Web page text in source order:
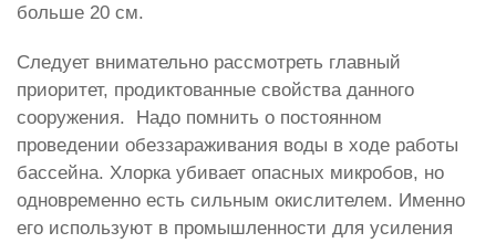
больше 20 см.
Следует внимательно рассмотреть главный
приоритет, продиктованные свойства данного
сооружения. Надо помнить о постоянном
проведении обеззараживания воды в ходе работы
бассейна. Хлорка убивает опасных микробов, но
одновременно есть сильным окислителем. Именно
его используют в промышленности для усиления